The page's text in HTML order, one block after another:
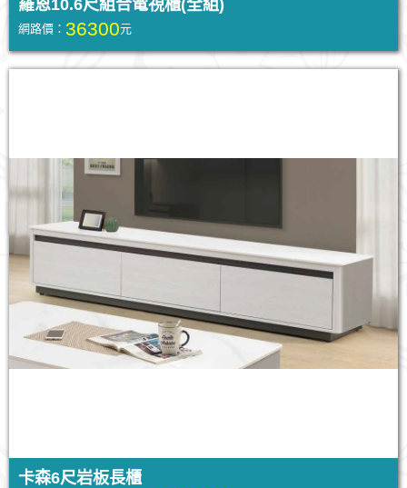
羅恩10.6尺組合電視櫃(全組)
網路價： 36300元
卡森6尺岩板長櫃